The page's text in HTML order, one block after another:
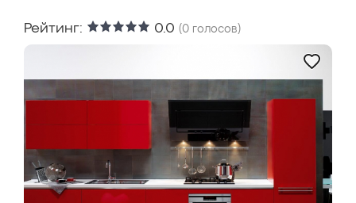
Рейтинг: 0.0 (0 голосов)